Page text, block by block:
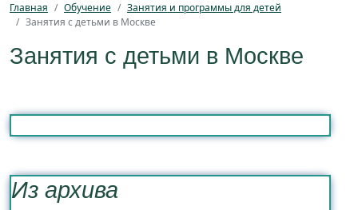
Главная Обучение
Занятия и программы для детей
Занятия с детьми в Москве
Занятия с детьми в Москве
Из архива